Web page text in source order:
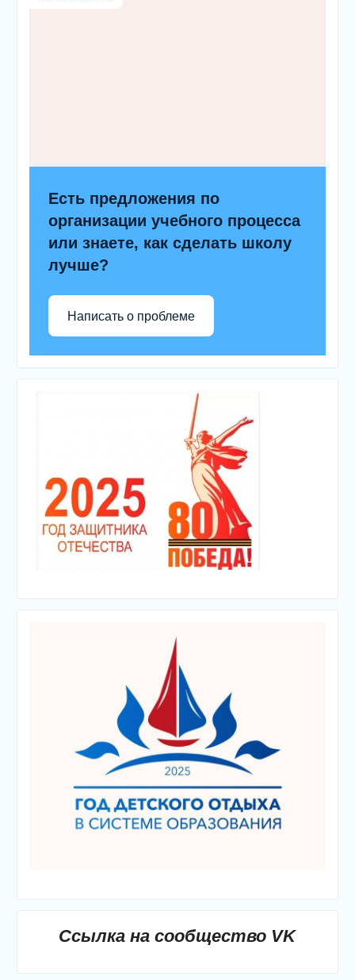
Есть предложения по
организации учебного процесса
или знаете, как сделать школу
лучше?
Написать о проблеме
Ссылка на сообщество VK